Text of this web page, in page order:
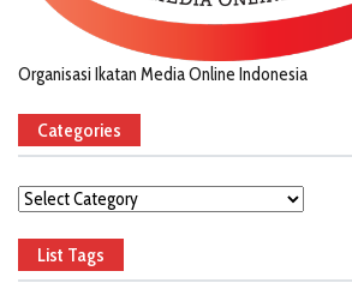
Organisasi Ikatan Media Online Indonesia
Categories
Categories
List Tags